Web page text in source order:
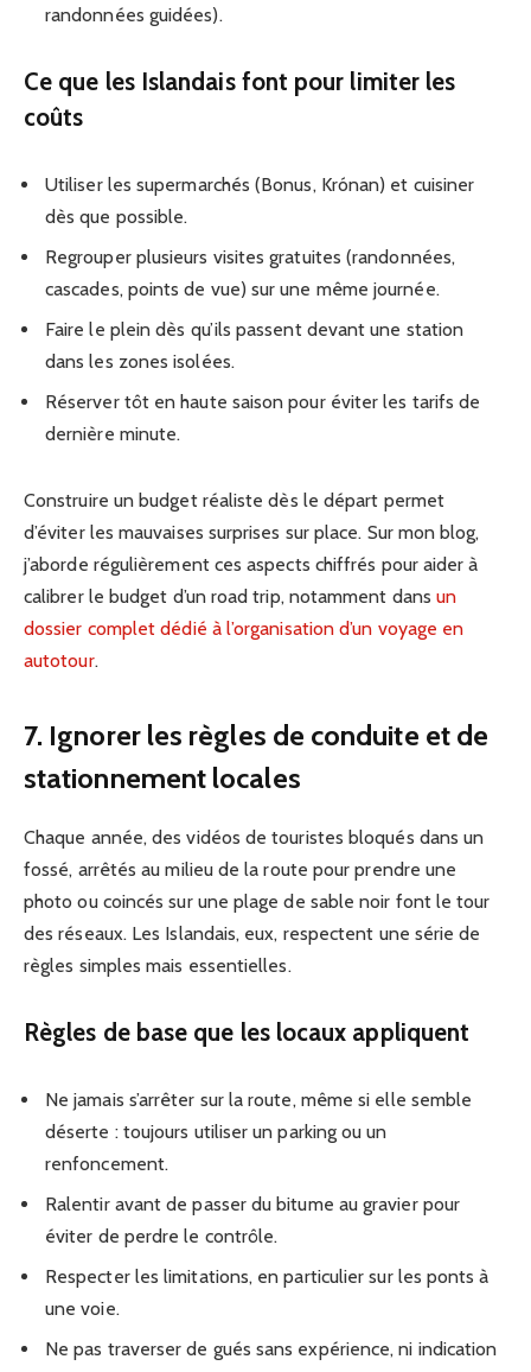
randonnées guidées).
Ce que les Islandais font pour limiter les
coûts
Utiliser les supermarchés (Bonus, Krónan) et cuisiner
dès que possible.
Regrouper plusieurs visites gratuites (randonnées,
cascades, points de vue) sur une même journée.
Faire le plein dès qu’ils passent devant une station
dans les zones isolées.
Réserver tôt en haute saison pour éviter les tarifs de
dernière minute.
Construire un budget réaliste dès le départ permet
d’éviter les mauvaises surprises sur place. Sur mon blog,
j’aborde régulièrement ces aspects chiffrés pour aider à
calibrer le budget d’un road trip, notamment dans un
dossier complet dédié à l’organisation d’un voyage en
autotour.
7. Ignorer les règles de conduite et de
stationnement locales
Chaque année, des vidéos de touristes bloqués dans un
fossé, arrêtés au milieu de la route pour prendre une
photo ou coincés sur une plage de sable noir font le tour
des réseaux. Les Islandais, eux, respectent une série de
règles simples mais essentielles.
Règles de base que les locaux appliquent
Ne jamais s’arrêter sur la route, même si elle semble
déserte : toujours utiliser un parking ou un
renfoncement.
Ralentir avant de passer du bitume au gravier pour
éviter de perdre le contrôle.
Respecter les limitations, en particulier sur les ponts à
une voie.
Ne pas traverser de gués sans expérience, ni indication